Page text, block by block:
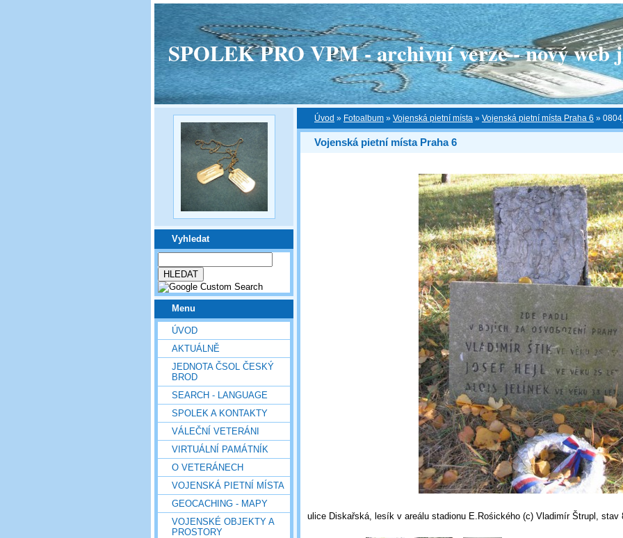
SPOLEK PRO VPM - archivní verze - nový web
Vyhledat
Menu
ÚVOD
AKTUÁLNĚ
JEDNOTA ČSOL ČESKÝ
BROD
SEARCH - LANGUAGE
SPOLEK A KONTAKTY
VÁLEČNÍ VETERÁNI
VIRTUÁLNÍ PAMÁTNÍK
O VETERÁNECH
VOJENSKÁ PIETNÍ MÍSTA
GEOCACHING - MAPY
VOJENSKÉ OBJEKTY A
PROSTORY
Úvod » Fotoalbum » Vojenská pietní místa » Vojenská pietní místa Praha 6 »
Vojenská pietní místa Praha 6
ulice Diskařská, lesík v areálu stadionu E.Rośického (c) Vladimír Štrupl, stav